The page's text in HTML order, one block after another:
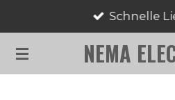
Hauptinhalt
springen
NEMA
Schnelle